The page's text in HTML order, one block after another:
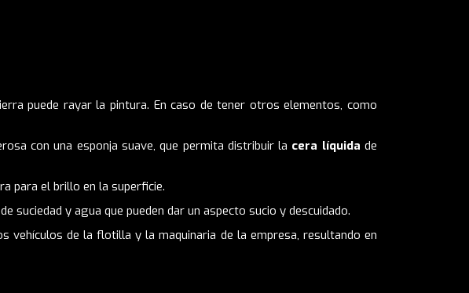
puede rayar la pintura. En caso de tener otros elementos, como
con una esponja suave, que permita distribuir la cera líquidade
para el brillo en la superficie.
y agua que pueden dar un aspecto sucio y descuidado.
vehículos de la flotilla y la maquinaria de la empresa, resultando en